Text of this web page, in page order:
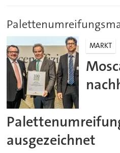
MARKT
ausgezeichnet